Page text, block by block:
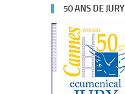
50 ANS DE JURY